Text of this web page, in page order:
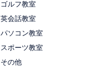
ゴルフ教室
英会話教室
パソコン教室
スポーツ教室
その他